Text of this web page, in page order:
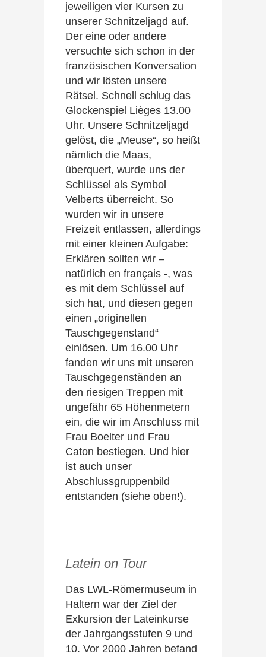
jeweiligen vier Kursen zu
unserer Schnitzeljagd auf.
Der eine oder andere
versuchte sich schon in der
französischen Konversation
und wir lösten unsere
Rätsel. Schnell schlug das
Glockenspiel Lièges 13.00
Uhr. Unsere Schnitzeljagd
gelöst, die „Meuse“, so heißt
nämlich die Maas,
überquert, wurde uns der
Schlüssel als Symbol
Velberts überreicht. So
wurden wir in unsere
Freizeit entlassen, allerdings
mit einer kleinen Aufgabe:
Erklären sollten wir –
natürlich en français -, was
es mit dem Schlüssel auf
sich hat, und diesen gegen
einen „originellen
Tauschgegenstand“
einlösen. Um 16.00 Uhr
fanden wir uns mit unseren
Tauschgegenständen an
den riesigen Treppen mit
ungefähr 65 Höhenmetern
ein, die wir im Anschluss mit
Frau Boelter und Frau
Caton bestiegen. Und hier
ist auch unser
Abschlussgruppenbild
entstanden (siehe oben!).
Latein on Tour
Das LWL-Römermuseum in
Haltern war der Ziel der
Exkursion der Lateinkurse
der Jahrgangsstufen 9 und
10. Vor 2000 Jahren befand